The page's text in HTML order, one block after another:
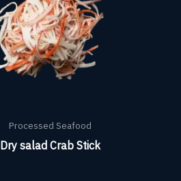
Processed Seafood
Dry salad Crab Stick